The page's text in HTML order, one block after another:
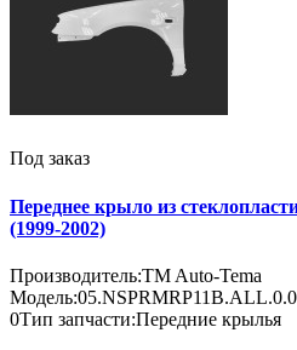
Под заказ
Переднее крыло из
(1999-2002)
Производитель:TM Auto-Tema
Модель:
0Тип запчасти:Передние крылья